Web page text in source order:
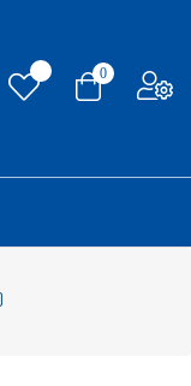
0